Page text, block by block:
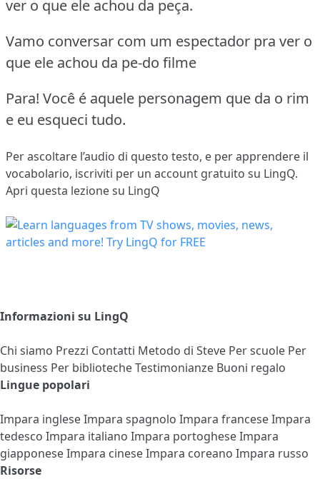
ver o que ele achou da peça.
Vamo conversar com um espectador pra ver o
que ele achou da pe-do filme
Para! Você é aquele personagem que da o rim
e eu esqueci tudo.
Per ascoltare l’audio di questo testo, e per apprendere il
vocabolario, iscriviti per un account gratuito su LingQ.
Apri questa lezione su LingQ
Informazioni su LingQ
Chi siamo Prezzi Contatti Metodo di Steve Per scuole Per
business Per bibliotecheTestimonianze Buoni regalo
Lingue popolari
Impara ingleseImpara spagnolo Impara franceseImpara
tedesco Impara italiano Impara portogheseImpara
giapponeseImpara cineseImpara coreano Impara russo
Risorse